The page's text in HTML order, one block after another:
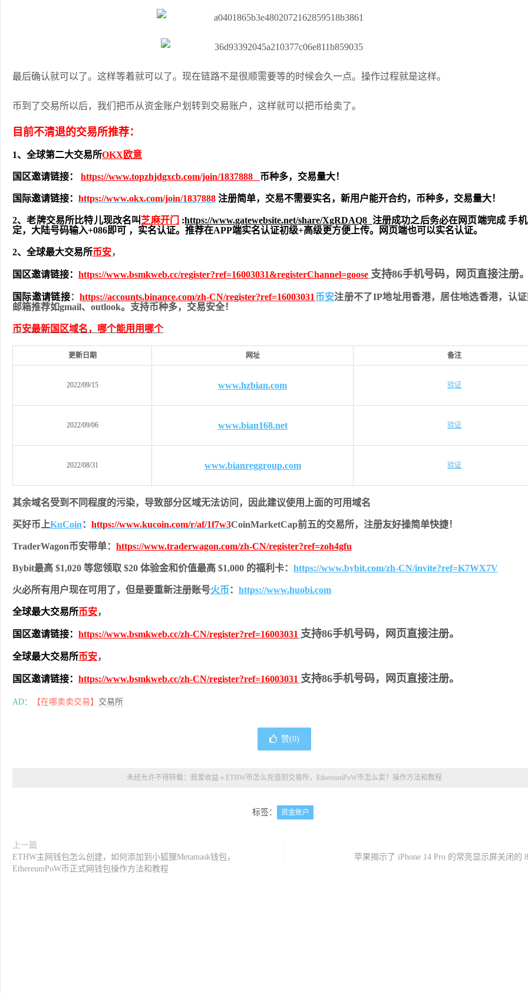
最后确认就可以了。这样等着就可以了。现在链路不是很顺需要等的时候会久一点。操作过程就是这样。
币到了交易所以后，我们把币从资金账户划转到交易账户，这样就可以把币给卖了。
目前不清退的交易所推荐：
1、全球第二大交易所OKX欧意
国区邀请链接： https://www.topzhjdgxcb.com/join/1837888 币种多，交易量大！
国际邀请链接： https://www.okx.com/join/1837888 注册简单，交易不需要实名，新用户能开合约， 币种多，交易量大！
2、老牌交易所比特儿现改名叫 芝麻开门 :https://www.gatewebsite.net/share/XgRDAQ8 注册成功之后务必在网页端完成 手
定，大陆号码输入+086即可 ，实名认证。推荐在APP端实名认证初级+高级更方便上传。网页端也可以实名认证。
2、全球最大交易所币安，
国区邀请链接： https://www.bsmkweb.cc/register?ref=16003031&registerChannel=goose 支持86手机号码，网页直接注册
国际邀请链接：https://accounts.binance.com/zh-CN/register?ref=16003031 币安注册不了IP地址用香港，居住地选香港，认
邮箱推荐如gmail、outlook。支持币种多，交易安全！
币安最新国区域名，哪个能用用哪个
更新日期 网址 备注
2022/09/15 www.hzbian.com 验证
2022/09/06 www.bian168.net 验证
2022/08/31 www.bianreggroup.com 验证
其余域名受到不同程度的污染，导致部分区域无法访问， 因此建议使用上面的可用域名
买好币上KuCoin ： https://www.kucoin.com/r/af/1f7w3CoinMarketCap前五的交易所，注册友好操简单快捷！
TraderWagon币安带单： https://www.traderwagon.com/zh-CN/register?ref=zoh4gfu
Bybit最高 $1,020 等您领取 $20 体验金和价值最高 $1,000 的福利卡： https://www.bybit.com/zh-CN/invite?ref=K7WX7V
火必所有用户现在可用了，但是要重新注册账号火币 ： https://www.huobi.com
全球最大交易所币安，
国区邀请链接： https://www.bsmkweb.cc/zh-CN/register?ref=16003031 支持86手机号码，网页直接注册。
全球最大交易所币安，
国区邀请链接： https://www.bsmkweb.cc/zh-CN/register?ref=16003031 支持86手机号码，网页直接注册。
AD： 【在哪卖卖交易】 交易所
赞(0)
未经允许不得转载： 我爱收益 » ETHW币怎么充值到交易所，EthereumPoW币怎么卖？操作方法和教程
标签： 资金账户
上一篇
ETHW主网钱包怎么创建，如何添加到小狐狸Metamask钱包，
EthereumPoW币正式网钱包操作方法和教程
苹果揭示了 iPhone 14 Pro 的常亮显示屏关闭的